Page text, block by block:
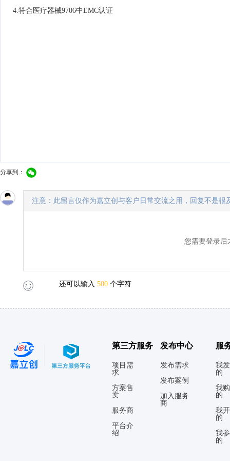
4.符合医疗器械9706中EMC认证
分享到：
注意：此留言仅作为嘉立创与客户日常交流之用，回复不是
您需要登录
还可以输入 500 个字符
第三方服务
项目需
求
方案售
卖
服务商
平台介
绍
发布中心
发布需求
发布案例
加入服务
商
服
我
的
我
的
我
的
我
的